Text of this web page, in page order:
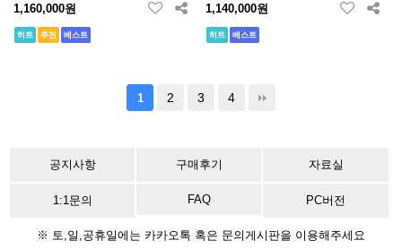
1,160,000원
히트 추천 베스트
1,140,000원
히트 베스트
1 2 3 4
공지사항 구매후기 자료실
1:1문의 FAQ PC버전
※ 토,일,공휴일에는 카카오톡 혹은 문의게시판을 이용해주세요